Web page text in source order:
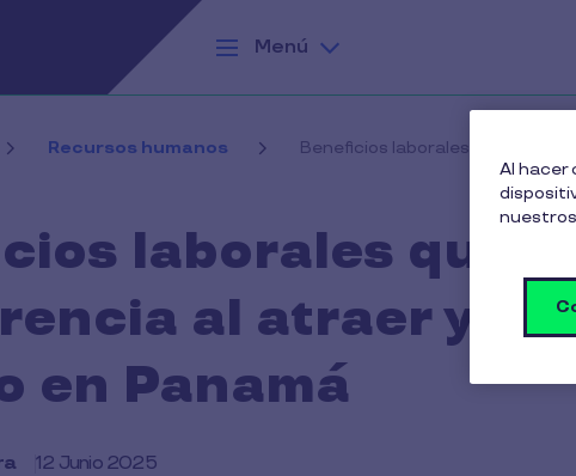
Menú
Recursos humanos Beneficios laborales que
laborales que
al atraer y
en Panamá
12 Junio 2025
Al hacer